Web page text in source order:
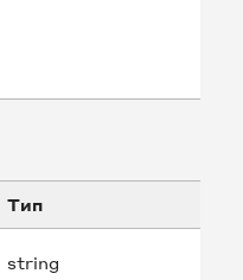
Тип
string